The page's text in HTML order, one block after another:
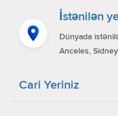
İstənilən
Dünyada
Anceles,
Cari Yeriniz